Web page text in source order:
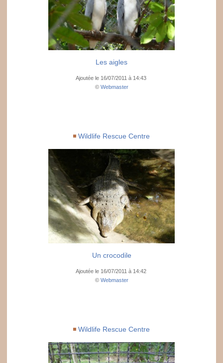
Les aigles
Ajoutée le 16/07/2011 à 14:43
© Webmaster
Wildlife Rescue Centre
Un crocodile
Ajoutée le 16/07/2011 à 14:42
© Webmaster
Wildlife Rescue Centre